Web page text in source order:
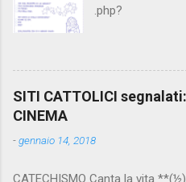
.php?
SITI CATTOLICI
CINEMA
-gennaio 14, 2018
CATECHISMO Canta la vita